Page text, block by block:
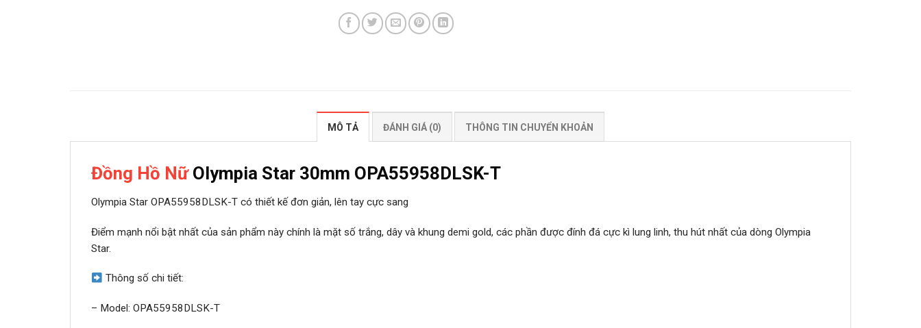
MÔ TẢ ĐÁNH GIÁ (0) THÔNG TIN CHUYỂN KHOẢN
Đồng Hồ Nữ Olympia Star 30mm OPA55958DLSK-T
Olympia Star OPA55958DLSK-T có thiết kế đơn giản, lên tay cực sang
Điểm mạnh nổi bật nhất của sản phẩm này chính là mặt số trắng, dây và khung demi gold, các phần được đính đá cực kì lung linh, thu hút nhất của dòng Olympia
Star.
Thông số chi tiết:
– Model: OPA55958DLSK-T